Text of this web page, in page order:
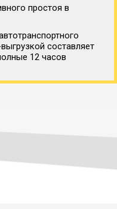
простоя в
составляет
12 часов